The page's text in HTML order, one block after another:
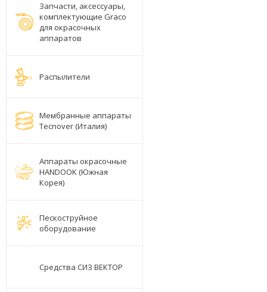
Запчасти, аксессуары,
комплектующие Graco
для окрасочных
аппаратов
Распылители
Мембранные аппараты
Tecnover (Италия)
Аппараты окрасочные
HANDOOK (Южная
Корея)
Пескоструйное
оборудование
Средства СИЗ ВЕКТОР